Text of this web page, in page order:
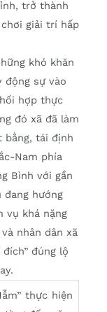
trở thành
giải trí hấp
khó khăn
động sự vào
hợp thực
đó xã đã làm
bằng, tái định
Nam phía
Bình với gần
đang hướng
vụ khá nặng
nhân dân xã
đúng lộ
thực hiện